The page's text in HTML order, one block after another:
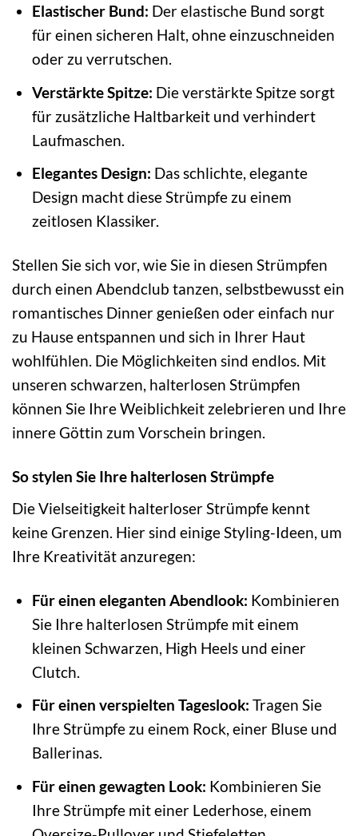
Elastischer Bund: Der elastische Bund sorgt
für einen sicheren Halt, ohne einzuschneiden
oder zu verrutschen.
Verstärkte Spitze: Die verstärkte Spitze sorgt
für zusätzliche Haltbarkeit und verhindert
Laufmaschen.
Elegantes Design: Das schlichte, elegante
Design macht diese Strümpfe zu einem
zeitlosen Klassiker.
Stellen Sie sich vor, wie Sie in diesen Strümpfen
durch einen Abendclub tanzen, selbstbewusst ein
romantisches Dinner genießen oder einfach nur
zu Hause entspannen und sich in Ihrer Haut
wohlfühlen. Die Möglichkeiten sind endlos. Mit
unseren schwarzen, halterlosen Strümpfen
können Sie Ihre Weiblichkeit zelebrieren und Ihre
innere Göttin zum Vorschein bringen.
So stylen Sie Ihre halterlosen Strümpfe
Die Vielseitigkeit halterloser Strümpfe kennt
keine Grenzen. Hier sind einige Styling-Ideen, um
Ihre Kreativität anzuregen:
Für einen eleganten Abendlook: Kombinieren
Sie Ihre halterlosen Strümpfe mit einem
kleinen Schwarzen, High Heels und einer
Clutch.
Für einen verspielten Tageslook: Tragen Sie
Ihre Strümpfe zu einem Rock, einer Bluse und
Ballerinas.
Für einen gewagten Look: Kombinieren Sie
Ihre Strümpfe mit einer Lederhose, einem